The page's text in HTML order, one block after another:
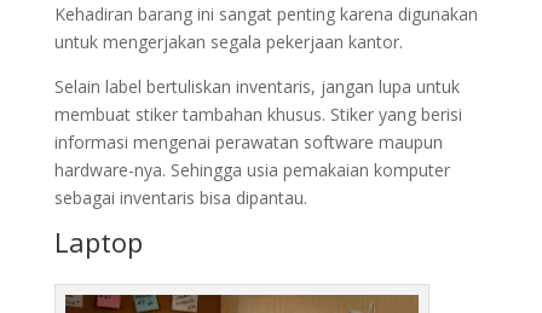
Kehadiran barang ini sangat penting karena digunakan
untuk mengerjakan segala pekerjaan kantor.
Selain label bertuliskan inventaris, jangan lupa untuk
membuat stiker tambahan khusus. Stiker yang berisi
informasi mengenai perawatan software maupun
hardware-nya. Sehingga usia pemakaian komputer
sebagai inventaris bisa dipantau.
Laptop